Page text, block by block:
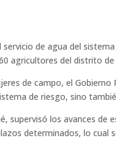
de agua del
agricultores del distrito de
de campo, el Gobierno
de riesgo, sino
supervisó los avances de
determinados, lo cual